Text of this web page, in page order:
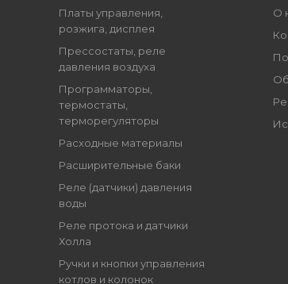
Платы управления,
розжига, дисплея
Прессостаты, реле
давления воздуха
Программаторы,
термостаты,
терморегуляторы
Расходные материалы
Расширительные баки
Реле (датчики) давления
воды
Реле протока и датчики
Холла
Ручки и кнопки управления
котлов и колонок
О